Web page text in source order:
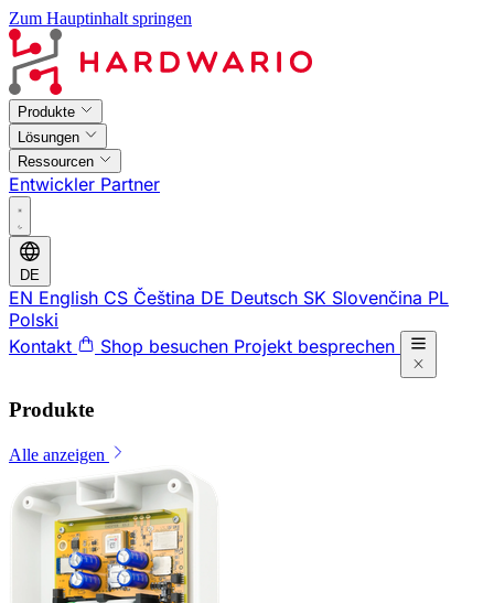
Zum Hauptinhalt springen
Produkte
Lösungen
Ressourcen
Entwickler Partner
DE
EN English CS Čeština DE Deutsch SK Slovenčina PL
Polski
Kontakt
Shop besuchen Projekt besprechen
Produkte
Alle anzeigen